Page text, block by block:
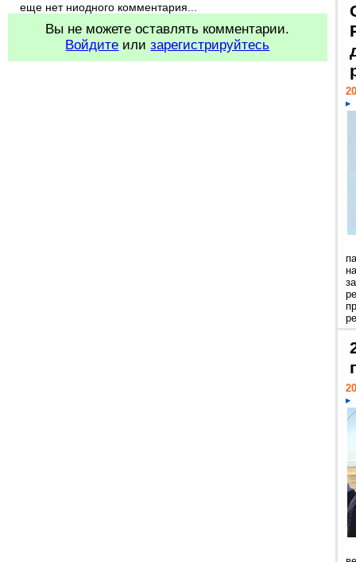
еще нет ниодного комментария...
Вы не можете оставлять комментарии.
Войдите илизарегистрируйтесь